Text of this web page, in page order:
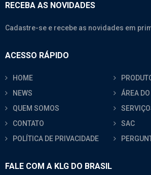
RECEBA AS NOVIDADES
Cadastre-se e recebe as novidades em
ACESSO RÁPIDO
HOME
NEWS
ÁREA
QUEM SOMOS
CONTATO
SAC
POLÍTICA DE PRIVACIDADE
FALE COM A KLG DO BRASIL